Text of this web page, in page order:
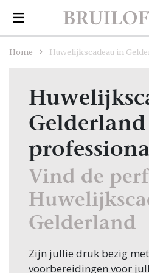
Home Huwelijkscadeau in
Gelderland
Vind de
Gelderland
Zijn jullie druk bezig
voorbereidingen voor